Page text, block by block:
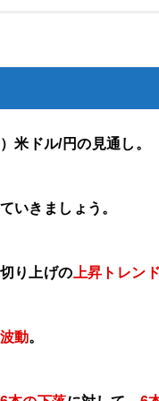
米ドル/円の見通し。
いきましょう。
り上げの 上昇トレン
動。